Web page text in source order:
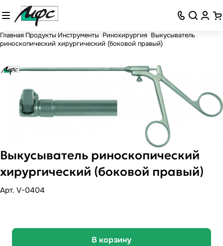
Главная Продукты Инструменты Ринохирургия Выкусыватель
риноскопический хирургический (боковой правый)
Выкусыватель риноскопический
хирургический (боковой правый)
Арт. V-0404
В корзину